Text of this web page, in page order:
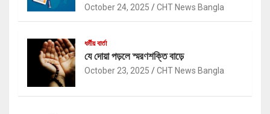
October 24, 2025 CHT News Bangla
ধর্মীয় বার্তা
যে দোয়া পড়লে স্মরণশক্তি বাড়ে
October 23, 2025 CHT News Bangla